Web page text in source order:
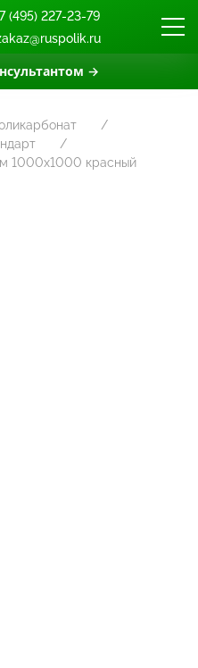
→
(495) 227-23-79
1000х1000 красный